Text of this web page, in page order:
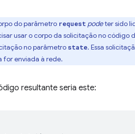
do parâmetro request podeter sido
usar o corpo da solicitação no código
no parâmetro state. Essa
for enviada à rede.
resultante seria este: